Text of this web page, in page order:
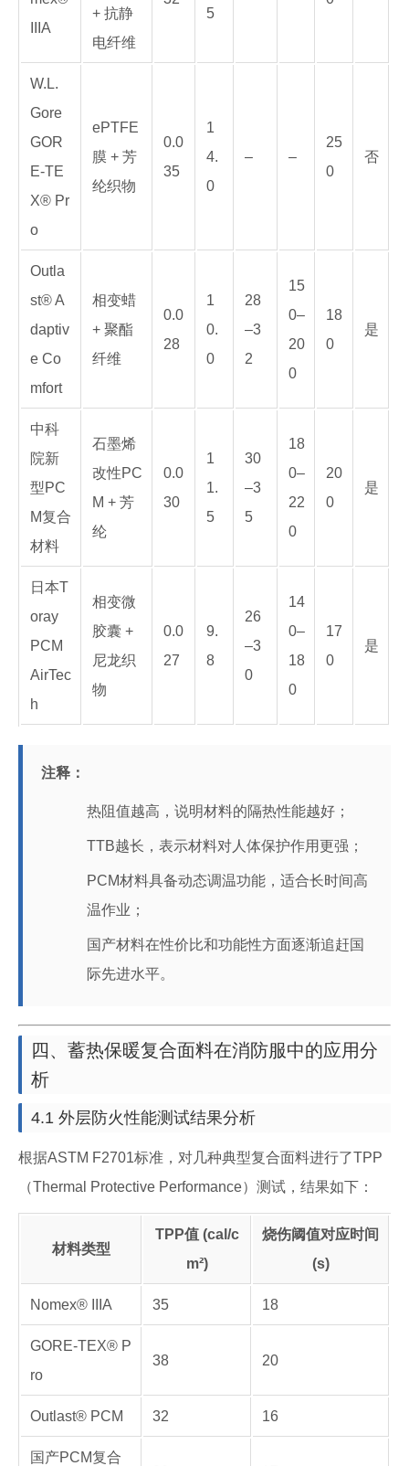
IIIA
+ 抗静
电纤维
5
W.L.
Gore
GOR
E-TE
X® Pr
o
ePTFE
膜 + 芳
纶织物
0.0
35
1
4.
0
– –
25
0
否
Outla
st® A
daptiv
e Co
mfort
相变蜡
+ 聚酯
纤维
0.0
28
1
0.
0
28
–3
2
15
0–
20
0
18
0
是
中科
院新
型PC
M复合
材料
石墨烯
改性PC
M + 芳
纶
0.0
30
1
1.
5
30
–3
5
18
0–
22
0
20
0
是
日本T
oray
PCM
AirTec
h
相变微
胶囊 +
尼龙织
物
0.0
27
9.
8
26
–3
0
14
0–
18
0
17
0
是
注释：
热阻值越高，说明材料的隔热性能越好；
TTB越长，表示材料对人体保护作用更强；
PCM材料具备动态调温功能，适合长时间高
温作业；
国产材料在性价比和功能性方面逐渐追赶国
际先进水平。
四、蓄热保暖复合面料在消防服中的应用分
析
4.1 外层防火性能测试结果分析
根据ASTM F2701标准，对几种典型复合面料进行了TPP
（Thermal Protective Performance）测试，结果如下：
材料类型
TPP值 (cal/c
m²)
烧伤阈值对应时间
(s)
Nomex® IIIA 35 18
GORE-TEX® P
ro
38 20
Outlast® PCM 32 16
国产PCM复合